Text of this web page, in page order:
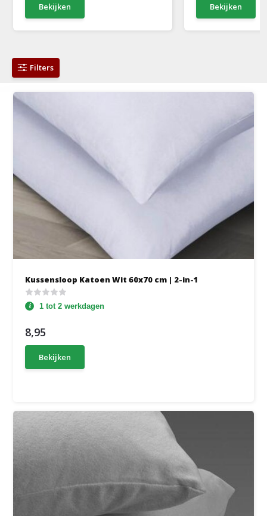
Bekijken Bekijken
Filters
Kussensloop Katoen Wit 60x70 cm | 2-in-1
1 tot 2 werkdagen
8,95
Bekijken